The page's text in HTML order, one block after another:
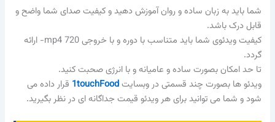
شما باید به زبان ساده و روان آموزش دهید و کیفیت صدای شما واضح و
قابل درک باشد.
کیفیت ویدئوی شما باید متناسب با دوره و با خروجی 720 mp4- ارائه
گردد.
تا حد امکان بصورت ساده و عامیانه و با انرژی صحبت کنید.
ویدئو ها بصورت چند قسمتی در وبسایت1touchFood قرار داده می
شود و شما می توانید برای هر ویدئو قیمت جداگانه ای در نظر بگیرید.